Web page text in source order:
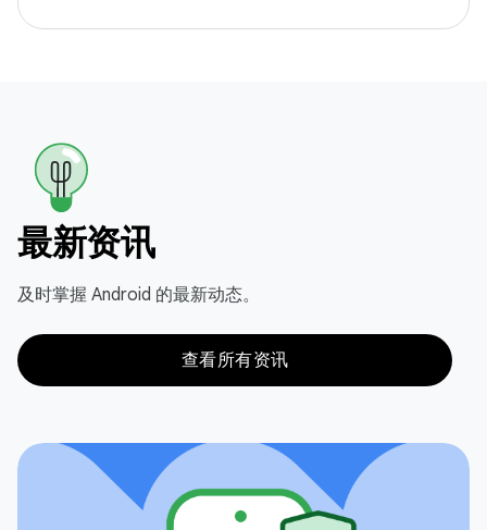
最新资讯
及时掌握 Android 的最新动态。
查看所有资讯